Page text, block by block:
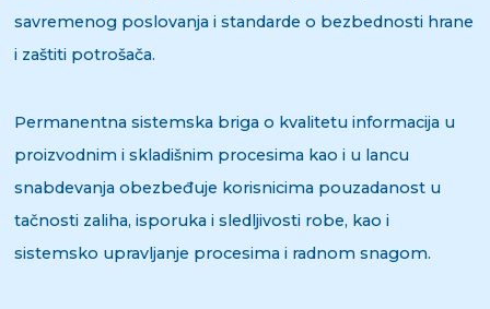
savremenog poslovanja i standarde o bezbednosti hrane
i zaštiti potrošača.
Permanentna sistemska briga o kvalitetu informacija u
proizvodnim i skladišnim procesima kao i u lancu
snabdevanja obezbeđuje korisnicima pouzadanost u
tačnosti zaliha, isporuka i sledljivosti robe, kao i
sistemsko upravljanje procesima i radnom snagom.